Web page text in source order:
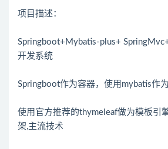
项目描述：
Springboot+Mybatis-plus+
开发系统
Springboot作为容器，使用mybatis作
使用官方推荐的thymeleaf做为模板引
架,主流技术